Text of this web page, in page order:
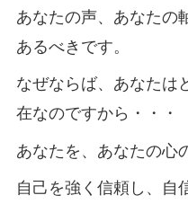
あなたの声、あなたの
あるべきです。
なぜならば、あなたは
在なのですから・・・
あなたを、あなたの心
自己を強く信頼し、自